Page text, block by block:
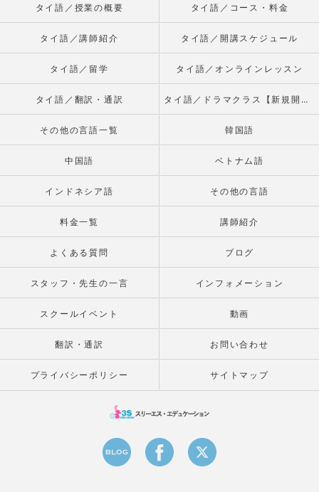
タイ語／授業の概要 タイ語／コース・料金
タイ語／講師紹介 タイ語／開講スケジュール
タイ語／留学 タイ語／オンラインレッスン
タイ語／翻訳・通訳 タイ語／ドラマクラス【新規開校】
その他の言語一覧 韓国語
中国語 ベトナム語
インドネシア語 その他の言語
料金一覧 講師紹介
よくある質問 ブログ
スタッフ・先生の一言 インフォメーション
スクールイベント 動画
翻訳・通訳 お問い合わせ
プライバシーポリシー サイトマップ